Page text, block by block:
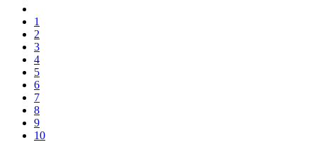
1
2
3
4
5
6
7
8
9
10